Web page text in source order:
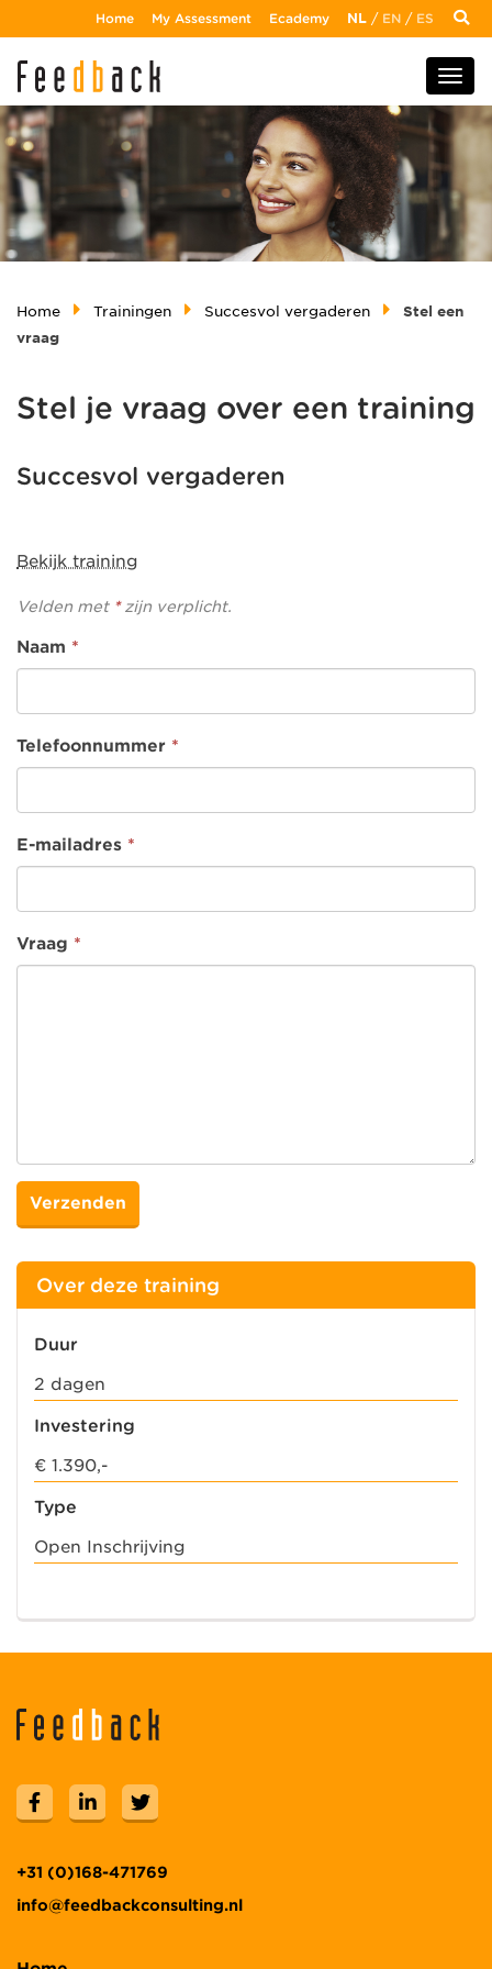
Home My Assessment Ecademy NL / EN / ES
Home Trainingen Succesvol vergaderen
Stel een
vraag
Stel je vraag over een training
Succesvol vergaderen
Bekijk training
Velden met *zijn verplicht.
Naam *
Telefoonnummer *
E-mailadres *
Vraag *
Over deze training
Duur
2 dagen
Investering
€ 1.390,-
Type
Open Inschrijving
+31 (0)168-471769
info@feedbackconsulting.nl